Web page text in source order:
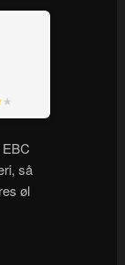
★
så
øl